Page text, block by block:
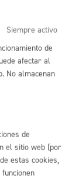
Siempre activo
de
afectar al
No almacenan
de
el sitio web (por
estas cookies,